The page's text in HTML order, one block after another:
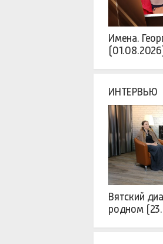
Имена.
ИНТЕРВЬЮ
Вятский
родном